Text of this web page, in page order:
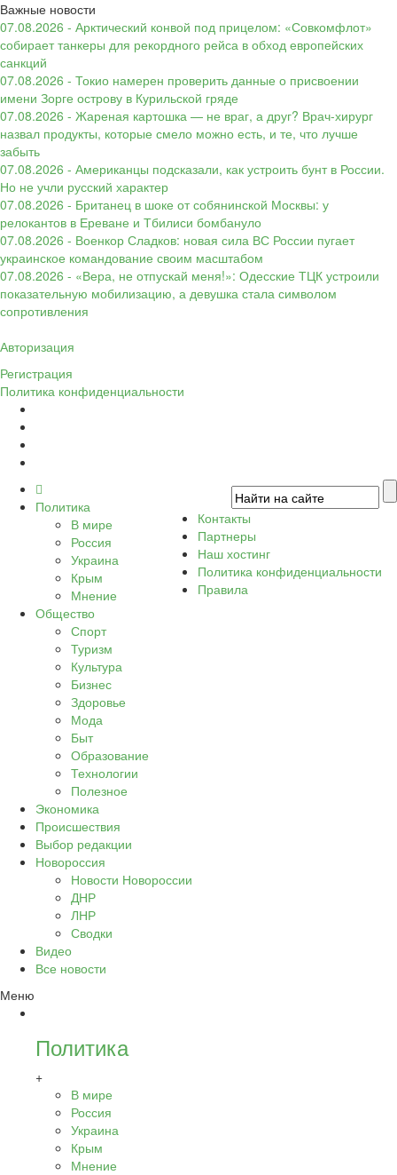
Важные новости
07.08.2026 - Арктический конвой под прицелом: «Совкомфлот»
собирает танкеры для рекордного рейса в обход европейских
санкций
07.08.2026 - Токио намерен проверить данные о присвоении
имени Зорге острову в Курильской гряде
07.08.2026 - Жареная картошка — не враг, а друг? Врач-хирург
назвал продукты, которые смело можно есть, и те, что лучше
забыть
07.08.2026 - Американцы подсказали, как устроить бунт в России.
Но не учли русский характер
07.08.2026 - Британец в шоке от собянинской Москвы: у
релокантов в Ереване и Тбилиси бомбануло
07.08.2026 - Военкор Сладков: новая сила ВС России пугает
украинское командование своим масштабом
07.08.2026 - «Вера, не отпускай меня!»: Одесские ТЦК устроили
показательную мобилизацию, а девушка стала символом
сопротивления
Авторизация
Регистрация
Политика конфиденциальности
Политика
В мире
Россия
Украина
Крым
Мнение
Общество
Спорт
Туризм
Культура
Бизнес
Здоровье
Мода
Быт
Образование
Технологии
Полезное
Экономика
Происшествия
Выбор редакции
Новороссия
Новости Новороссии
ДНР
ЛНР
Сводки
Видео
Все новости
Меню
Политика
+
В мире
Россия
Украина
Крым
Мнение
Контакты
Партнеры
Наш хостинг
Политика конфиденциальности
Правила